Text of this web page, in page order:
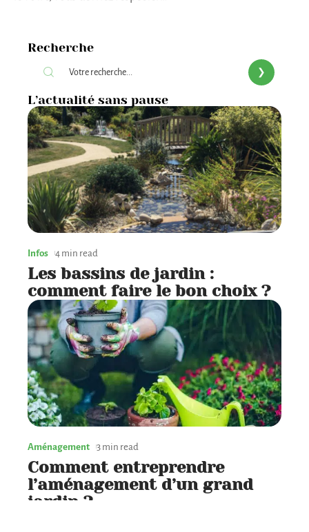
Recherche
L’actualité sans pause
Infos 4 min read
Les bassins de jardin :
comment faire le bon choix ?
Aménagement 3 min read
Comment entreprendre
l’aménagement d’un grand
jardin ?